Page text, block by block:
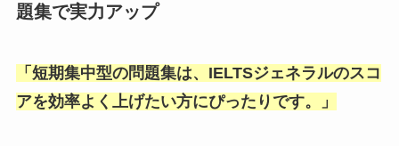
題集で実力アップ
「 短期集中型の問題集は、IELTSジェネラルのスコ
アを効率よく上げたい方にぴったりです。
」